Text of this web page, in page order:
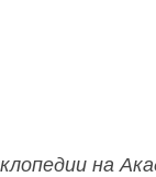
на